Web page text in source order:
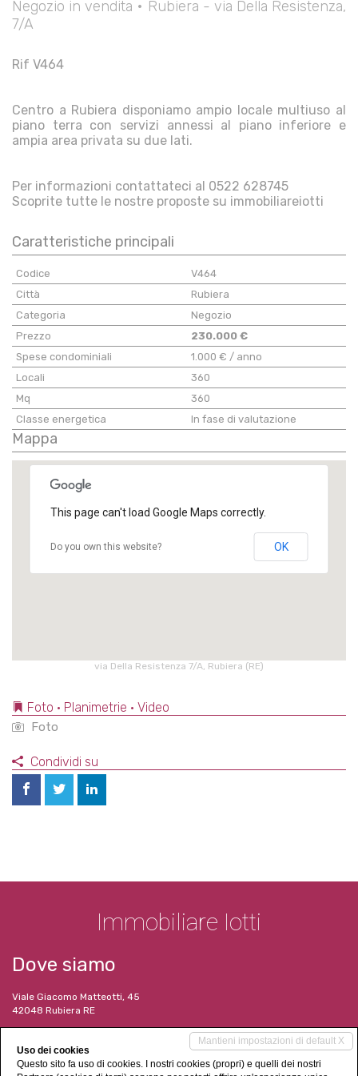
Negozio in vendita • Rubiera - via Della Resistenza,
7/A
Rif V464
Centro a Rubiera disponiamo ampio locale multiuso al
piano terra con servizi annessi al piano inferiore e
ampia area privata su due lati.
Per informazioni contattateci al 0522 628745
Scoprite tutte le nostre proposte su immobiliareiotti
Caratteristiche principali
Codice
V464
Città
Rubiera
Categoria
Negozio
Prezzo
230.000 €
Spese condominiali
1.000 € / anno
Locali
360
Mq
360
Classe energetica
In fase di valutazione
Mappa
This page can't load Google Maps correctly.
Do you own this website? OK
via Della Resistenza 7/A, Rubiera (RE)
Foto • Planimetrie • Video
Foto
Condividi su
Immobiliare Iotti
Dove siamo
Viale Giacomo Matteotti, 45
42048 Rubiera RE
Tel. 052 2628745
Mantieni impostazioni di default X
Uso dei cookies
Questo sito fa uso di cookies. I nostri cookies (propri) e quelli dei nostri